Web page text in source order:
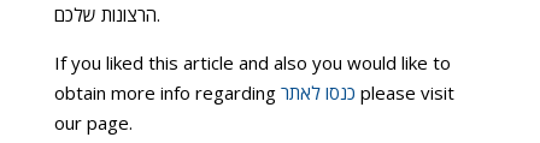
הרצונות שלכם.
If you liked this article and also you would like to
obtain more info regarding כנסו לאתר please visit
our page.